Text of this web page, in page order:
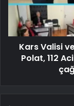
Kars Valisi
Polat, 112